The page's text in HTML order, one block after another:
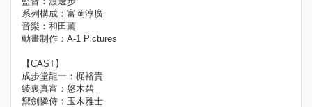
系列構成：富岡淳廣
音樂：和田薰
動畫制作：A-1 Pictures
【CAST】
成步堂龍一：梶裕貴
綾裏真宵：悠木碧
禦劍憐侍：玉木雅士